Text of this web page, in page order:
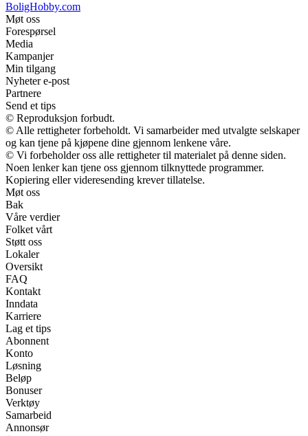
BoligHobby.com
Møt oss
Forespørsel
Media
Kampanjer
Min tilgang
Nyheter e-post
Partnere
Send et tips
© Reproduksjon forbudt.
© Alle rettigheter forbeholdt. Vi samarbeider med utvalgte selskaper
og kan tjene på kjøpene dine gjennom lenkene våre.
© Vi forbeholder oss alle rettigheter til materialet på denne siden.
Noen lenker kan tjene oss gjennom tilknyttede programmer.
Kopiering eller videresending krever tillatelse.
Møt oss
Bak
Våre verdier
Folket vårt
Støtt oss
Lokaler
Oversikt
FAQ
Kontakt
Inndata
Karriere
Lag et tips
Abonnent
Konto
Løsning
Beløp
Bonuser
Verktøy
Samarbeid
Annonsør